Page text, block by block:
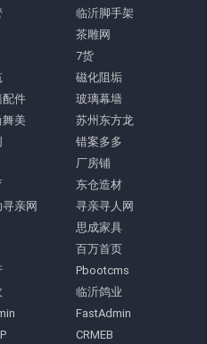
临沂脚手架
茶雕网
7货
磁化阻垢
配件
玻璃幕墙
舞美
苏州东方龙
错案多多
厂房铺
东仓造材
亲网
寻亲寻人网
思成家具
百万首页
Pbootcms
临沂鸽业
FastAdmin
CRMEB